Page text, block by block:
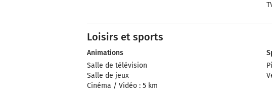
Loisirs et sports
Animations
Salle de télévision
Salle de jeux
Cinéma / Vidéo : 5 km